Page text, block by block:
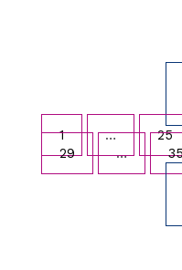
1 … 25
29
…